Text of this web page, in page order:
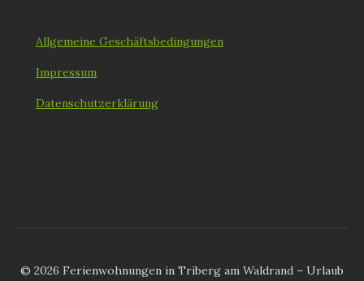
Allgemeine Geschäftsbedingungen
Impressum
Datenschutzerklärung
© 2026 Ferienwohnungen in Triberg am Waldrand – Urlaub